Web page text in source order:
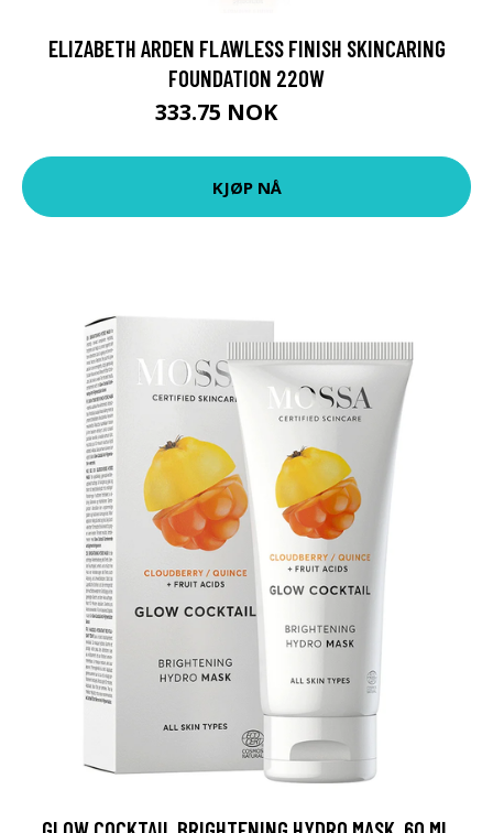
ELIZABETH ARDEN FLAWLESS FINISH SKINCARING
FOUNDATION 220W
333.75 NOK
KJØP NÅ